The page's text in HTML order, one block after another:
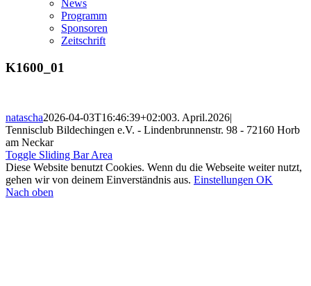
News
Programm
Sponsoren
Zeitschrift
K1600_01
natascha2026-04-03T16:46:39+02:003. April.2026|
Tennisclub Bildechingen e.V. - Lindenbrunnenstr. 98 - 72160 Horb
am Neckar
Toggle Sliding Bar Area
Diese Website benutzt Cookies. Wenn du die Webseite weiter nutzt,
gehen wir von deinem Einverständnis aus. Einstellungen OK
Nach oben